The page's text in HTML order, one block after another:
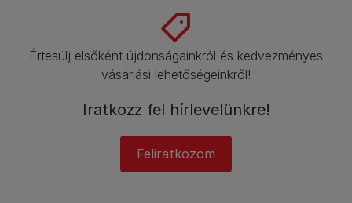
Értesülj elsőként újdonságainkról és kedvezményes
vásárlási lehetőségeinkről!​
Iratkozz fel hírlevelünkre!
Feliratkozom